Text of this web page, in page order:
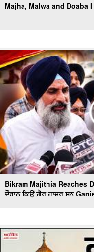
Majha, Malwa and Doaba
Bikram Majithia Reaches
ਦੌਰਾਨ ਕਿਉਂ ਗ਼ੈਰ ਹਾਜ਼ਰ ਸਨ